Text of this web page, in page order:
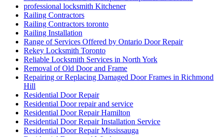
professional locksmith Kitchener
Railing Contractors
Railing Contractors toronto
Railing Installation
Range of Services Offered by Ontario Door Repair
Rekey Locksmith Toronto
Reliable Locksmith Services in North York
Removal of Old Door and Frame
Repairing or Replacing Damaged Door Frames in Richmond
Hill
Residential Door Repair
Residential Door repair and service
Residential Door Repair Hamilton
Residential Door Repair Installation Service
Residential Door Repair Mississauga